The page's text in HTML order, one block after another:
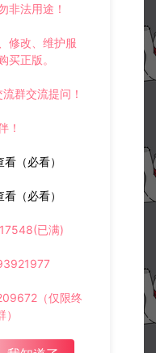
非法用途！
修改、维护服
买正版。
群交流提问！
！
看（必看）
看（必看）
已满)
（仅限终